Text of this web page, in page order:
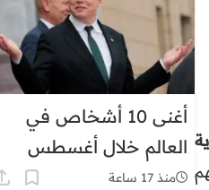
أغنى 10 أشخاص في
العالم خلال أغسطس
2026.. إيلون ماسك في
منذ 17 ساعة